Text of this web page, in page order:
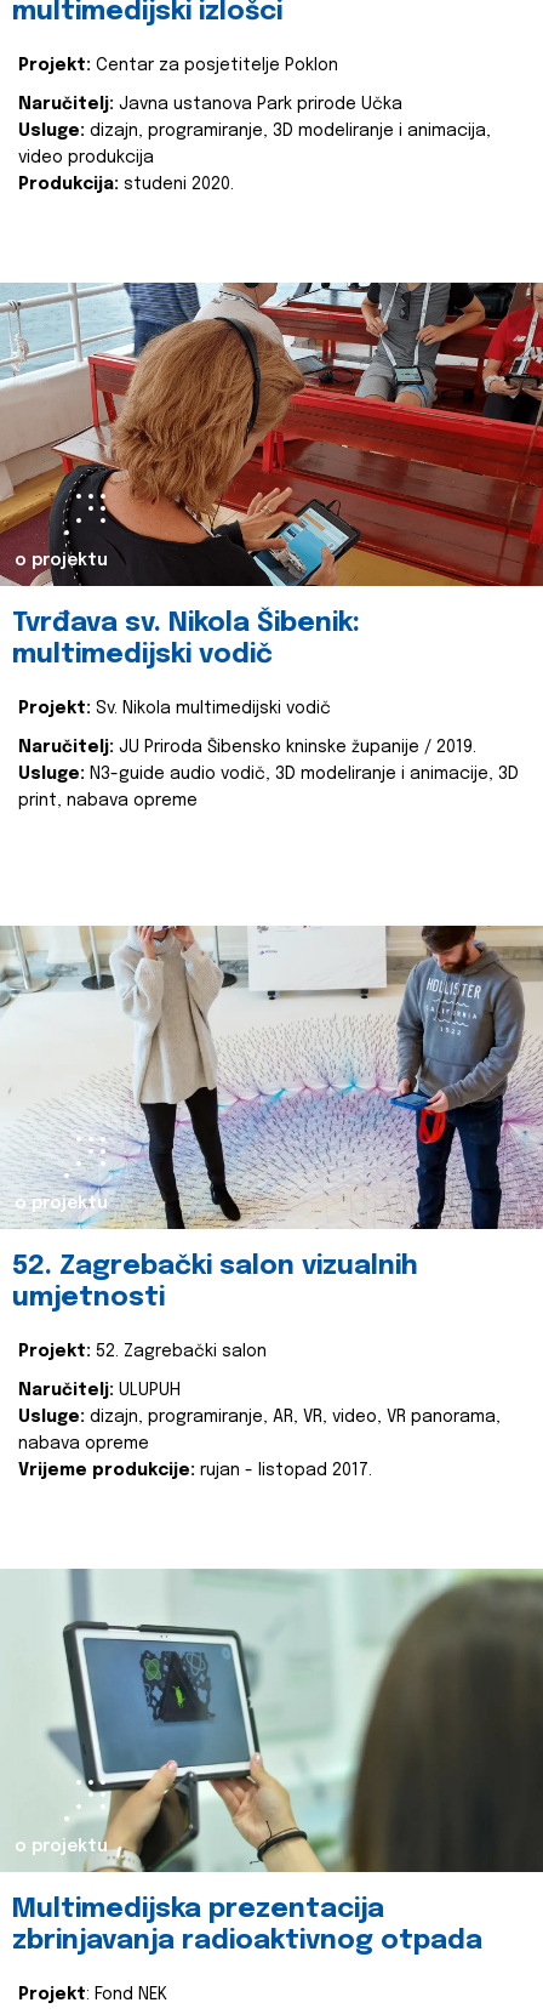
multimedijski izlošci
Projekt: Centar za posjetitelje Poklon
Naručitelj: Javna ustanova Park prirode Učka
Usluge: dizajn, programiranje, 3D modeliranje i animacija,
video produkcija
Produkcija: studeni 2020.
o projektu
Tvrđava sv. Nikola Šibenik:
multimedijski vodič
Projekt: Sv. Nikola multimedijski vodič
Naručitelj: JU Priroda Šibensko kninske županije / 2019.
Usluge: N3-guide audio vodič, 3D modeliranje i animacije, 3D
print, nabava opreme
o projektu
52. Zagrebački salon vizualnih
umjetnosti
Projekt: 52. Zagrebački salon
Naručitelj: ULUPUH
Usluge: dizajn, programiranje, AR, VR, video, VR panorama,
nabava opreme
Vrijeme produkcije: rujan - listopad 2017.
o projektu
Multimedijska prezentacija
zbrinjavanja radioaktivnog otpada
Projekt: Fond NEK